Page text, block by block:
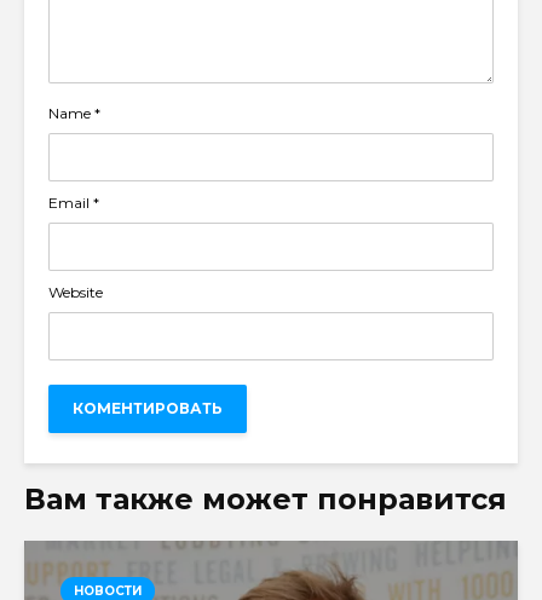
Name *
Email *
Website
Вам также может понравится
НОВОСТИ